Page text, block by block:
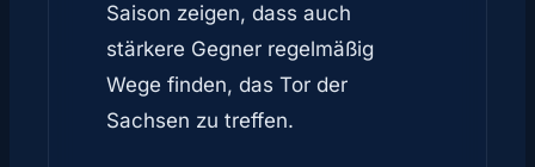
Saison zeigen, dass auch
stärkere Gegner regelmäßig
Wege finden, das Tor der
Sachsen zu treffen.